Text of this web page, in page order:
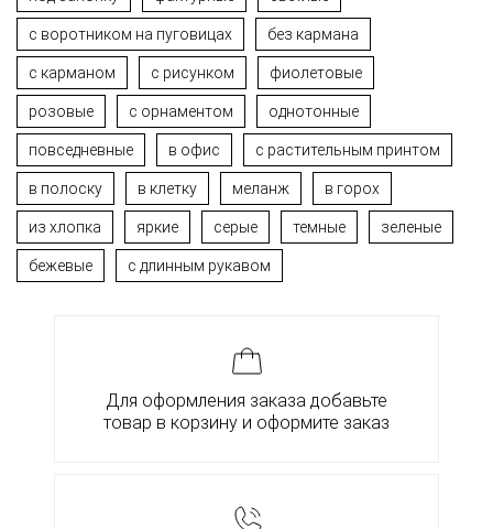
c воротником на пуговицах без кармана
с карманом с рисунком фиолетовые
розовые с орнаментом однотонные
повседневные в офис с растительным принтом
в полоску в клетку меланж в горох
из хлопка яркие серые темные зеленые
бежевые с длинным рукавом
Для оформления заказа добавьте
товар в корзину и оформите заказ